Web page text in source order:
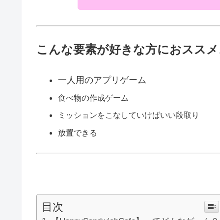
こんな要素が好きな方におスス
一人用のアプリゲーム
食べ物の作成ゲーム
ミッションをこなしていけばいい段取り
放置できる
目次